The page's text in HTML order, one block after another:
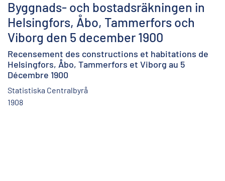
Byggnads- och bostadsräkningen in
Helsingfors, Åbo, Tammerfors och
Viborg den 5 december 1900
Recensement des constructions et habitations de
Helsingfors, Åbo, Tammerfors et Viborg au 5
Décembre 1900
Statistiska Centralbyrå
1908